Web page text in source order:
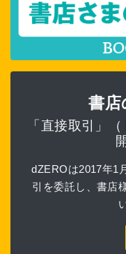
書店
「直接取引」
dZEROは2017年1
引を委託し、書店